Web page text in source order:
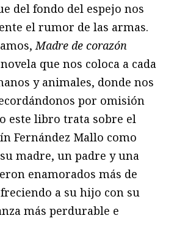
del fondo del espejo nos
el rumor de las armas.
Madre de corazón
que nos coloca a cada
y animales, donde nos
por omisión
este libro trata sobre el
Fernández Mallo como
madre, un padre y una
enamorados más de
a su hijo con su
más perdurable e